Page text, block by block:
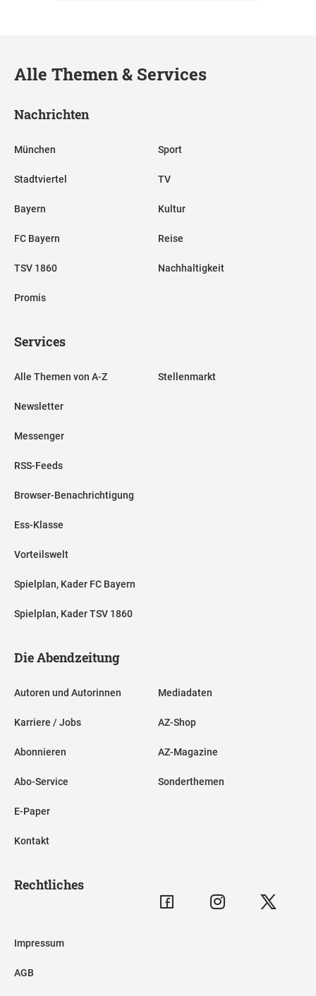
Alle Themen & Services
Nachrichten
München
Stadtviertel
Bayern
FC Bayern
TSV 1860
Promis
Sport
TV
Kultur
Reise
Nachhaltigkeit
Services
Alle Themen von A-Z
Newsletter
Messenger
RSS-Feeds
Browser-Benachrichtigung
Ess-Klasse
Vorteilswelt
Spielplan, Kader FC Bayern
Spielplan, Kader TSV 1860
Stellenmarkt
Die Abendzeitung
Autoren und Autorinnen
Karriere / Jobs
Abonnieren
Abo-Service
E-Paper
Kontakt
Mediadaten
AZ-Shop
AZ-Magazine
Sonderthemen
Rechtliches
Impressum
AGB